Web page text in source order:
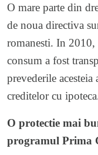
O mare parte din
de noua directiva
romanesti. In
consum a fost
prevederile
creditelor cu
O protectie mai
programul Prima